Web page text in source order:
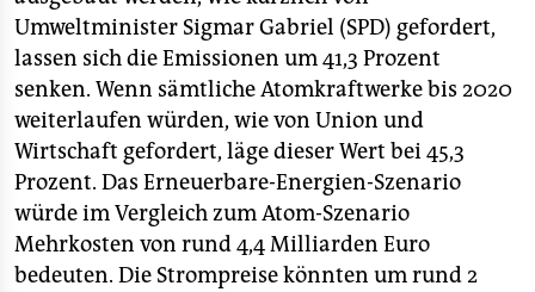
Umweltminister Sigmar Gabriel (SPD) gefordert,
lassen sich die Emissionen um 41,3 Prozent
senken. Wenn sämtliche Atomkraftwerke bis 2020
weiterlaufen würden, wie von Union und
Wirtschaft gefordert, läge dieser Wert bei 45,3
Prozent. Das Erneuerbare-Energien-Szenario
würde im Vergleich zum Atom-Szenario
Mehrkosten von rund 4,4 Milliarden Euro
bedeuten. Die Strompreise könnten um rund 2